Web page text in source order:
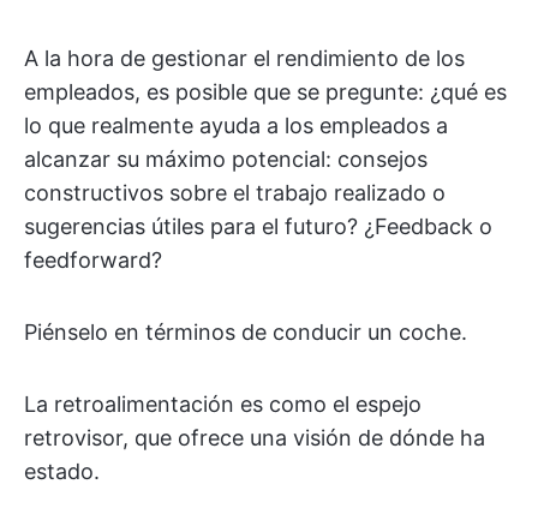
A la hora de gestionar el rendimiento de los
empleados, es posible que se pregunte: ¿qué es
lo que realmente ayuda a los empleados a
alcanzar su máximo potencial: consejos
constructivos sobre el trabajo realizado o
sugerencias útiles para el futuro? ¿Feedback o
feedforward?
Piénselo en términos de conducir un coche.
La retroalimentación es como el espejo
retrovisor, que ofrece una visión de dónde ha
estado.